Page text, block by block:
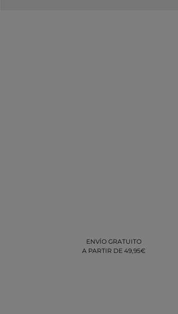
ENVÍO GRATUITO
A PARTIR DE 49,95€